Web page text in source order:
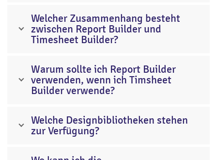
Welcher Zusammenhang besteht
zwischen Report Builder und
Timesheet Builder?
Warum sollte ich Report Builder
verwenden, wenn ich Timsheet
Builder verwende?
Welche Designbibliotheken stehen
zur Verfügung?